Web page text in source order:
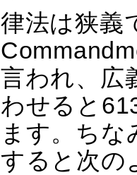
律法は狭義
言われ、広
わせると
ます。ちな
すると次の